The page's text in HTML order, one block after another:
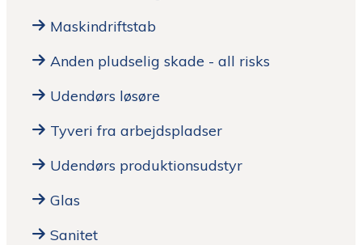
Maskindriftstab
Anden pludselig skade - all risks
Udendørs løsøre
Tyveri fra arbejdspladser
Udendørs produktionsudstyr
Glas
Sanitet